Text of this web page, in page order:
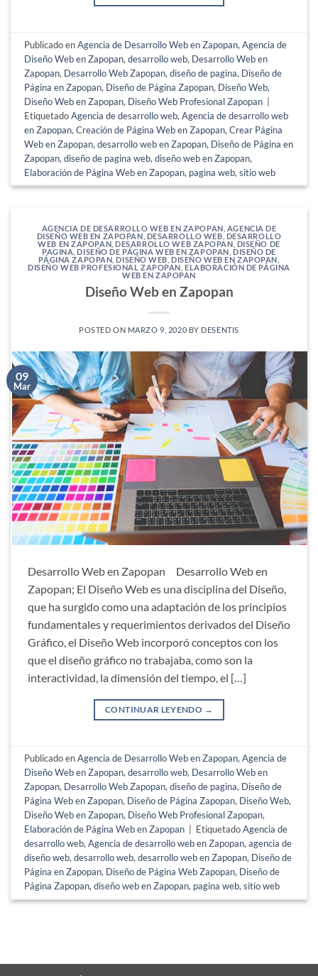
Publicado enAgencia de Desarrollo Web en Zapopan,Agencia de
Diseño Web en Zapopan,desarrollo web, Desarrollo Web en
Zapopan, Desarrollo Web Zapopan,diseño de pagina, Diseño de
Página en Zapopan, Diseño de Página Zapopan, Diseño Web,
Diseño Web en Zapopan, Diseño Web Profesional Zapopan
EtiquetadoAgencia de desarrollo web,Agencia de desarrollo web
en Zapopan,Creación de Página Web en Zapopan,Crear Página
Web en Zapopan,desarrollo web en Zapopan, Diseño de Página en
Zapopan,diseño de pagina web,diseño web en Zapopan,
Elaboración de Página Web en Zapopan, pagina web,sitio web
AGENCIA DE DESARROLLO WEB EN ZAPOPAN AGENCIA DE
DISEÑO WEB EN ZAPOPAN DESARROLLO WEB DESARROLLO
WEB EN ZAPOPAN ,DESARROLLO WEB ZAPOPAN DISEÑO DE
PAGINA ,DISEÑO DE PÁGINA WEB EN ZAPOPAN DISEÑO DE
PÁGINA ZAPOPAN ,DISEÑO WEB ,DISEÑO WEB EN ZAPOPAN
DISEÑO WEB PROFESIONAL ZAPOPAN ,ELABORACIÓN DE PÁGINA
WEB EN ZAPOPAN
Diseño Web en Zapopan
POSTED ON MARZO 9, 2020 BY DESENTIS
09
Mar
Desarrollo Web en Zapopan Desarrollo Web en
Zapopan; El Diseño Web es una disciplina del Diseño,
que ha surgido como una adaptación de los principios
fundamentales y requerimientos derivados del Diseño
Gráfico, el Diseño Web incorporó conceptos con los
que el diseño gráfico no trabajaba, como son la
interactividad, la dimensión del tiempo, el […]
CONTINUAR LEYENDO →
Publicado enAgencia de Desarrollo Web en Zapopan,Agencia de
Diseño Web en Zapopan,desarrollo web, Desarrollo Web en
Zapopan, Desarrollo Web Zapopan,diseño de pagina, Diseño de
Página Web en Zapopan, Diseño de Página Zapopan, Diseño Web,
Diseño Web en Zapopan, Diseño Web Profesional Zapopan,
Elaboración de Página Web en Zapopan
EtiquetadoAgencia de
desarrollo web,Agencia de desarrollo web en Zapopan,agencia de
diseño web,desarrollo web,desarrollo web en Zapopan, Diseño de
Página en Zapopan, Diseño de Página Web Zapopan, Diseño de
Página Zapopan,diseño web en Zapopan, pagina web,sitio web